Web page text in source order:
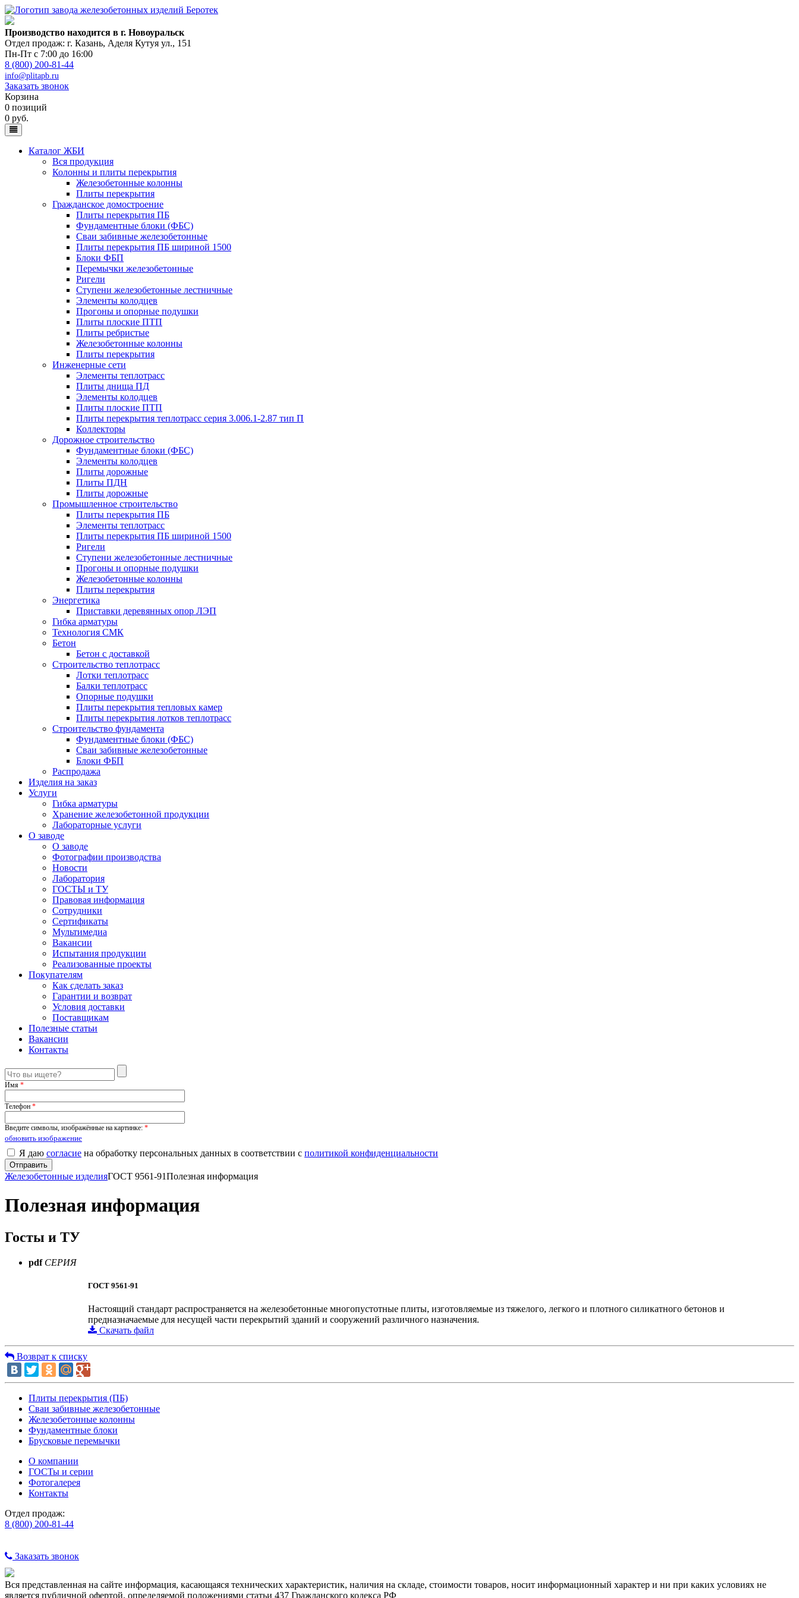
Производство находится в г. Новоуральск
Отдел продаж: г. Казань, Аделя Кутуя ул., 151
Пн-Пт с 7:00 до 16:00
8 (800) 200-81-44
info@plitapb.ru
Заказать звонок
Корзина
0 позиций
0 руб.
Каталог ЖБИ
Вся продукция
Колонны и плиты перекрытия
Железобетонные колонны
Плиты перекрытия
Гражданское домостроение
Плиты перекрытия ПБ
Фундаментные блоки (ФБС)
Сваи забивные железобетонные
Плиты перекрытия ПБ шириной 1500
Блоки ФБП
Перемычки железобетонные
Ригели
Ступени железобетонные лестничные
Элементы колодцев
Прогоны и опорные подушки
Плиты плоские ПТП
Плиты ребристые
Железобетонные колонны
Плиты перекрытия
Инженерные сети
Элементы теплотрасс
Плиты днища ПД
Элементы колодцев
Плиты плоские ПТП
Плиты перекрытия теплотрасс серия 3.006.1-2.87 тип П
Коллекторы
Дорожное строительство
Фундаментные блоки (ФБС)
Элементы колодцев
Плиты дорожные
Плиты ПДН
Плиты дорожные
Промышленное строительство
Плиты перекрытия ПБ
Элементы теплотрасс
Плиты перекрытия ПБ шириной 1500
Ригели
Ступени железобетонные лестничные
Прогоны и опорные подушки
Железобетонные колонны
Плиты перекрытия
Энергетика
Приставки деревянных опор ЛЭП
Гибка арматуры
Технология СМК
Бетон
Бетон с доставкой
Строительство теплотрасс
Лотки теплотрасс
Балки теплотрасс
Опорные подушки
Плиты перекрытия тепловых камер
Плиты перекрытия лотков теплотрасс
Строительство фундамента
Фундаментные блоки (ФБС)
Сваи забивные железобетонные
Блоки ФБП
Распродажа
Изделия на заказ
Услуги
Гибка арматуры
Хранение железобетонной продукции
Лабораторные услуги
О заводе
О заводе
Фотографии производства
Новости
Лаборатория
ГОСТЫ и ТУ
Правовая информация
Сотрудники
Сертификаты
Мультимедиа
Вакансии
Испытания продукции
Реализованные проекты
Покупателям
Как сделать заказ
Гарантии и возврат
Условия доставки
Поставщикам
Полезные статьи
Вакансии
Контакты
Имя *
Телефон *
Введите символы, изображённые на картинке: *
обновить изображение
Я даю согласие на обработку персональных данных в соответствии с политикой конфиденциальности
Железобетонные изделияГОСТ 9561-91Полезная информация
Полезная информация
Госты и ТУ
pdf СЕРИЯ
ГОСТ 9561-91
Настоящий стандарт распространяется на железобетонные многопустотные плиты, изготовляемые из тяжелого, легкого и плотного силикатного бетонов и
предназначаемые для несущей части перекрытий зданий и сооружений различного назначения.
Скачать файл
Возврат к списку
Плиты перекрытия (ПБ)
Сваи забивные железобетонные
Железобетонные колонны
Фундаментные блоки
Брусковые перемычки
О компании
ГОСТы и серии
Фотогалерея
Контакты
Отдел продаж:
8 (800) 200-81-44
Заказать звонок
Вся представленная на сайте информация, касающаяся технических характеристик, наличия на складе, стоимости товаров, носит информационный характер и ни при каких условиях не
является публичной офертой, определяемой положениями статьи 437 Гражданского кодекса РФ